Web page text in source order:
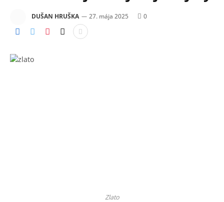
DUŠAN HRUŠKA 27. mája 2025 0
Zlato